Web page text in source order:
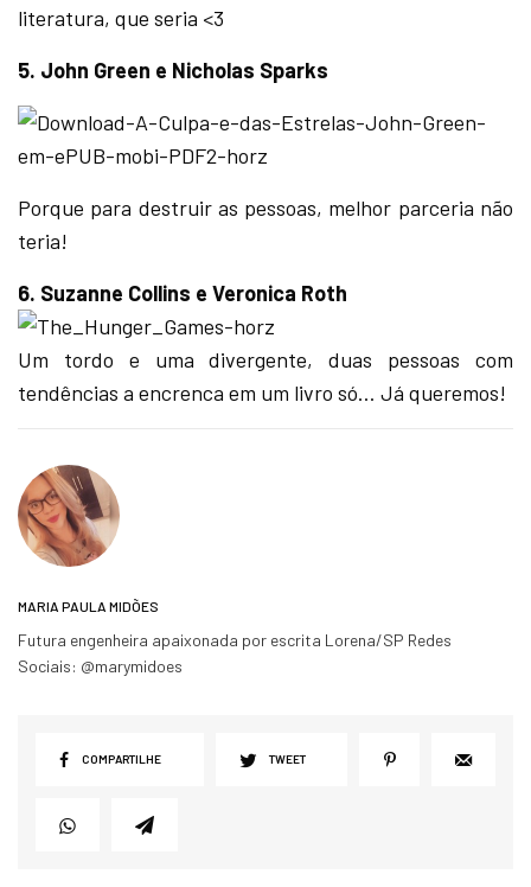
literatura, que seria <3
5. John Green e Nicholas Sparks
Porque para destruir as pessoas, melhor parceria não
teria!
6. Suzanne Collins e Veronica Roth
Um tordo e uma divergente, duas pessoas com
tendências a encrenca em um livro só… Já queremos!
MARIA PAULA MIDÕES
Futura engenheira apaixonada por escrita Lorena/SP Redes
Sociais: @marymidoes
COMPARTILHE TWEET